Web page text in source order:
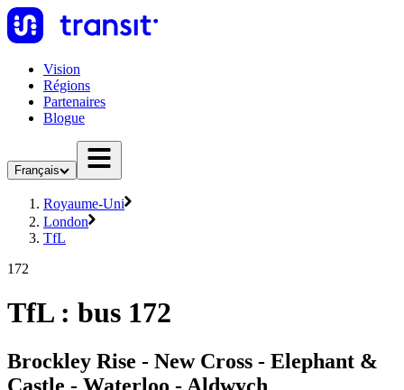
Vision
Régions
Partenaires
Blogue
Français
Royaume-Uni
London
TfL
172
TfL : bus 172
Brockley Rise - New Cross - Elephant &